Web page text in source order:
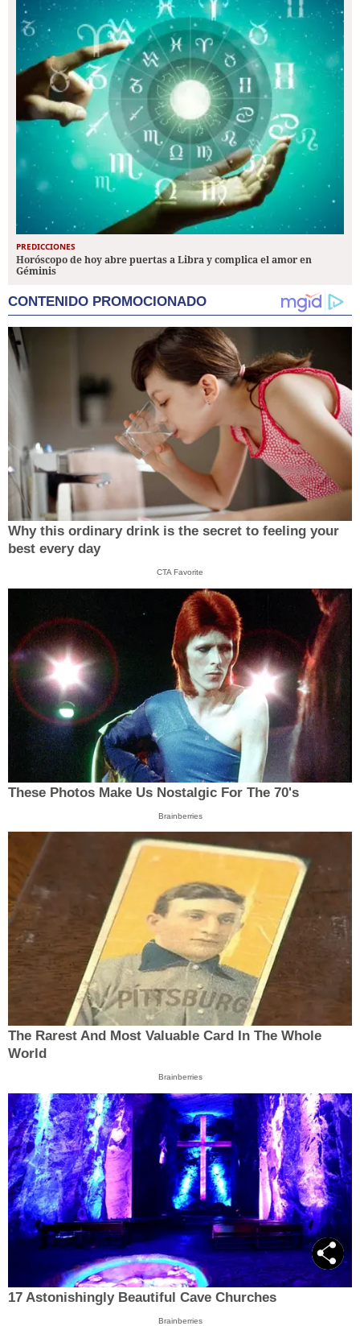
PREDICCIONES
Horóscopo de hoy abre puertas a Libra y complica el amor en
Géminis
CONTENIDO PROMOCIONADO
Why this ordinary drink is the secret to feeling your
best every day
CTA Favorite
These Photos Make Us Nostalgic For The 70's
Brainberries
The Rarest And Most Valuable Card In The Whole
World
Brainberries
17 Astonishingly Beautiful Cave Churches
Brainberries